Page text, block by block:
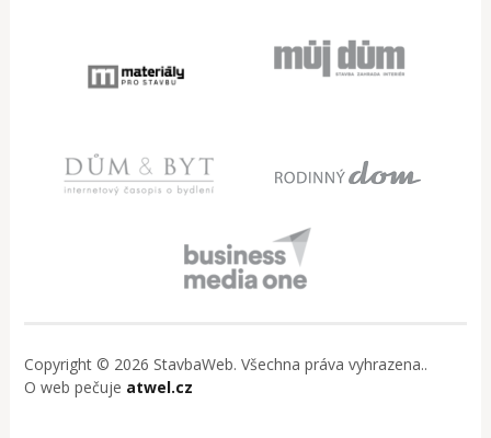
Copyright © 2026 StavbaWeb. Všechna práva vyhrazena..
O web pečuje atwel.cz